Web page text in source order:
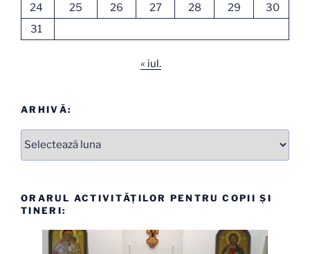
24
25 26 27 28 29
30
31
« iul.
ARHIVĂ:
Arhive
ORARUL ACTIVITĂȚILOR PENTRU COPII ȘI
TINERI: